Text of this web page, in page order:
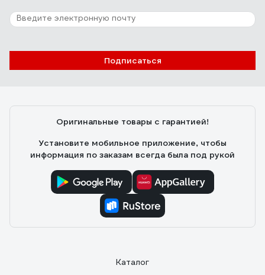
Подписаться
Оригинальные товары с гарантией!
Установите мобильное приложение, чтобы
информация по заказам всегда была под рукой
Каталог